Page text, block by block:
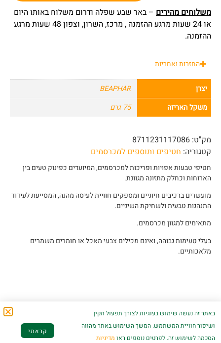
משלוחים מהירים – באר שבע שפלה ודרום משלוח באותו היום
או 24 שעות מרגע ההזמנה , מרכז, השרון, וצפון 48 שעות מרגע
ההזמנה.
החזרות ואחריות
יצרן
BEAPHAR
משקל האריזה
75 גרם
מק"ט: 8711231117086
קטגוריה: חטיפים ותוספים למכרסמים
חטיפי טבעות אפויות ופריכות למכרסמים, המיועדים כפינוק טעים בין
הארוחות וכחלק מתזונה מגוונת.
מועשרים ברכיבים חיוניים ומספקים חוויית לעיסה מהנה, המסייעת לעידוד
התנהגות טבעית ולשחיקת השיניים.
מתאימים למגוון מכרסמים.
בעלי טעימות גבוהה, ואינם מכילים צבעי מאכל או חומרים משמרים
מלאכותיים.
מוצרים קשורים
באתר זה נעשה שימוש בעוגיות לצורך תפעול תקין
ושיפור חוויית המשתמש. המשך השימוש באתר מהווה
הסכמה לשימוש זה. לפרטים נוספים ראו מדיניות
קראתי